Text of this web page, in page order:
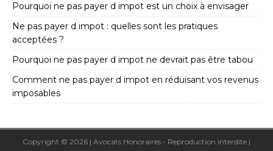
Pourquoi ne pas payer d impot est un choix à envisager
Ne pas payer d impot : quelles sont les pratiques
acceptées ?
Pourquoi ne pas payer d impot ne devrait pas être tabou
Comment ne pas payer d impot en réduisant vos revenus
imposables
Copyright © 2026 | Avocats Honoraires - Reproduction interdite |